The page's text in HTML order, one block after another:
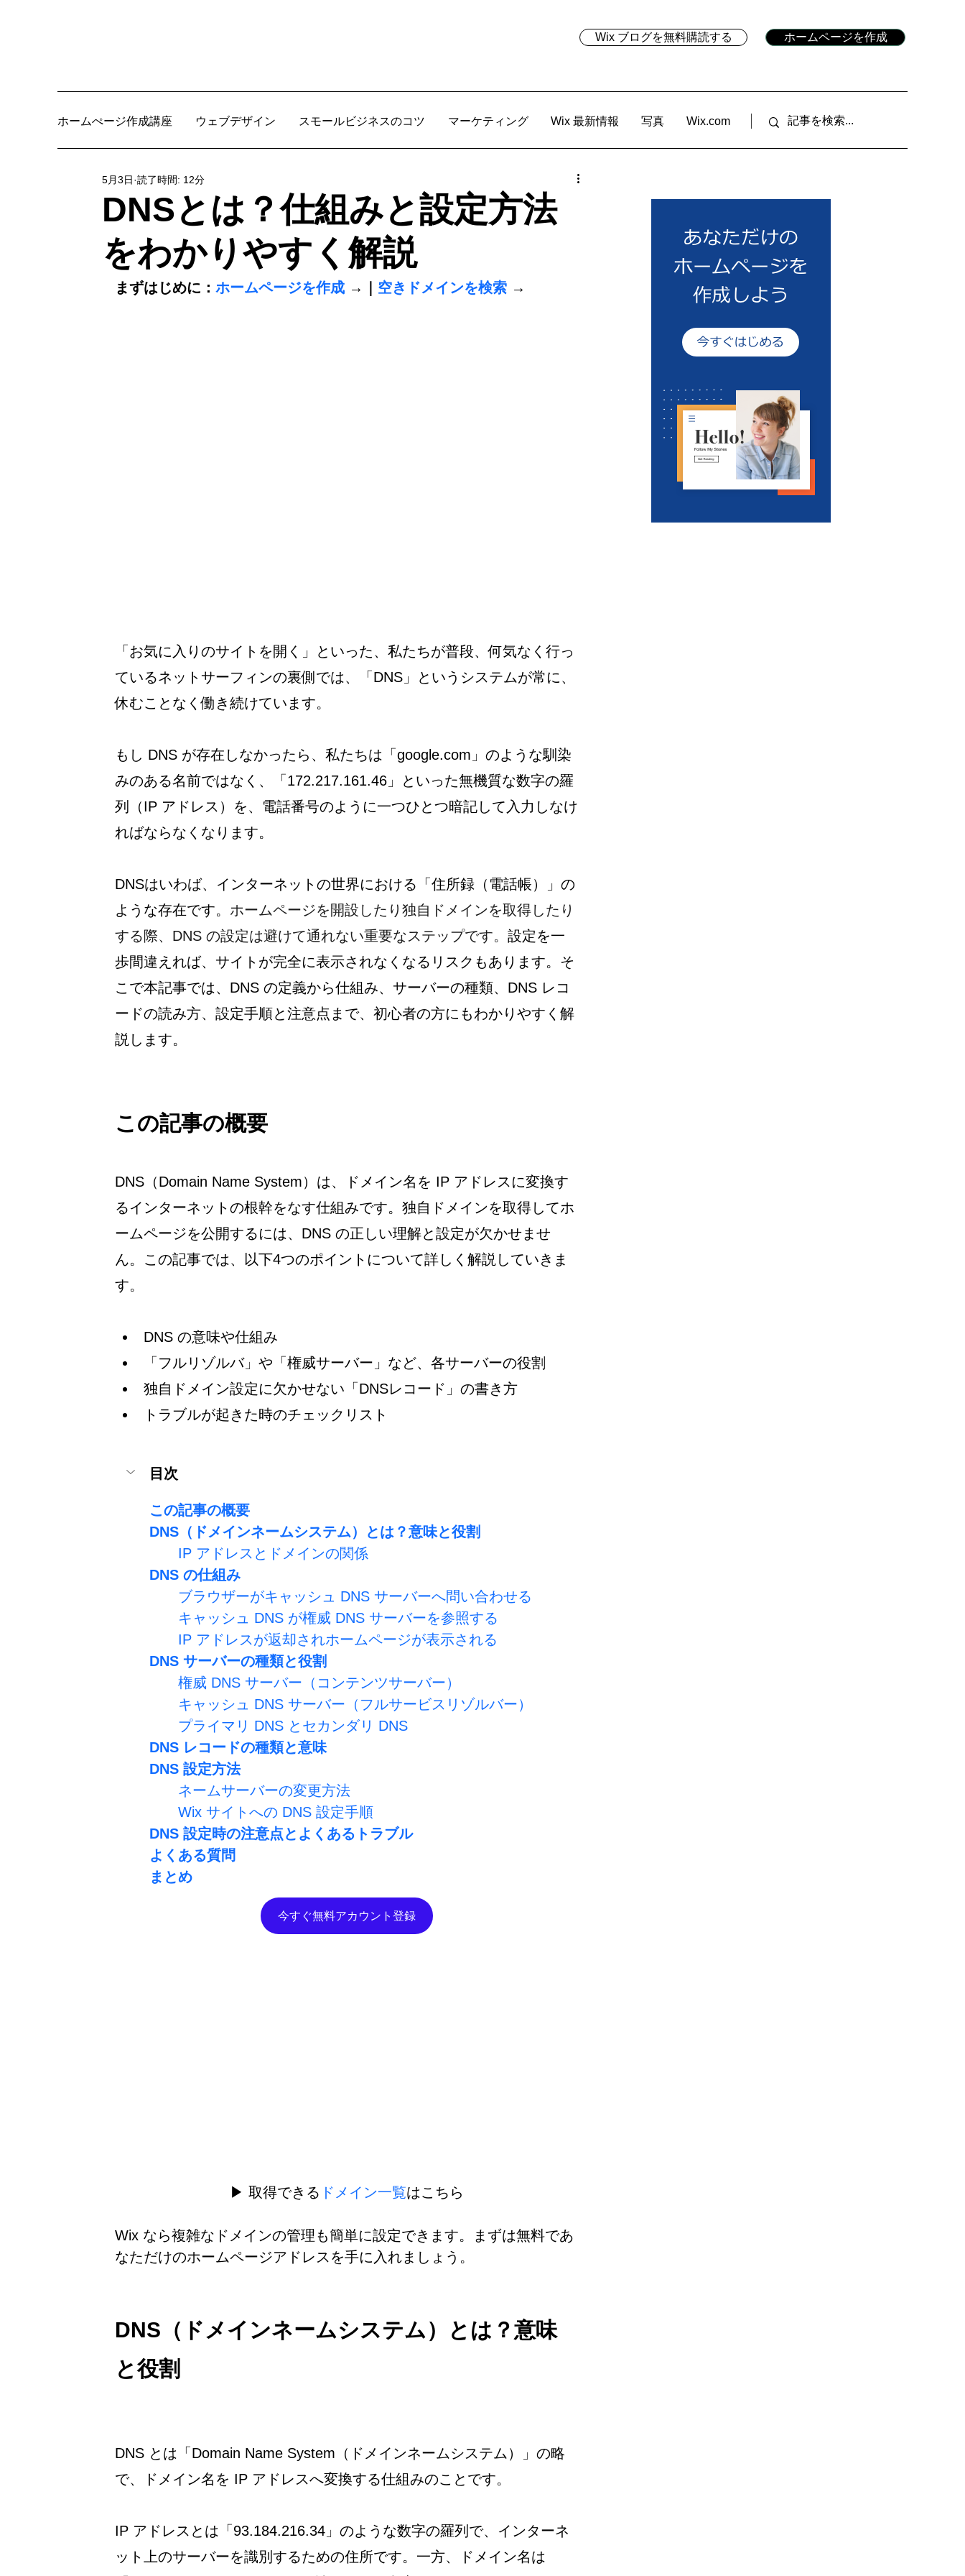
Wix ブログを無料購読する ホームページを作成
ホームぺージ作成講座 ウェブデザイン スモールビジネスのコツ マーケティング Wix 最新情報 写真 Wix.com
DNSとは？仕組みと設定方法
をわかりやすく解説
5月3日 読了時間: 12分
まずはじめに： ホームページを作成 →｜ 空きドメインを検索 →
「お気に入りのサイトを開く」といった、私たちが普段、何気なく行っ
ているネットサーフィンの裏側では、「DNS」というシステムが常に、
休むことなく働き続けています。
もし DNS が存在しなかったら、私たちは「google.com」のような馴染
みのある名前ではなく、「172.217.161.46」といった無機質な数字の羅
列（IP アドレス）を、電話番号のように一つひとつ暗記して入力しなけ
ればならなくなります。
DNSはいわば、インターネットの世界における「住所録（電話帳）」の
ような存在です。 ホームページを開設したり独自ドメインを取得したり
する際、DNS の設定は避けて通れない重要なステップです。 設定を一
歩間違えれば、サイトが完全に表示されなくなるリスクもあります。そ
こで本記事では、DNS の定義から仕組み、サーバーの種類、DNS レコ
ードの読み方、設定手順と注意点まで、初心者の方にもわかりやすく解
説します。
この記事の概要
DNS（Domain Name System）は、ドメイン名を IP アドレスに変換す
るインターネットの根幹をなす仕組みです。独自ドメインを取得してホ
ームページを公開するには、DNS の正しい理解と設定が欠かせませ
ん。この記事では、以下4つのポイントについて詳しく解説していきま
す。
DNS の意味や仕組み
「フルリゾルバ」や「権威サーバー」など、各サーバーの役割
独自ドメイン設定に欠かせない「DNSレコード」の書き方
トラブルが起きた時のチェックリスト
目次
この記事の概要
DNS（ドメインネームシステム）とは？意味と役割
IP アドレスとドメインの関係
DNS の仕組み
ブラウザーがキャッシュ DNS サーバーへ問い合わせる
キャッシュ DNS が権威 DNS サーバーを参照する
IP アドレスが返却されホームページが表示される
DNS サーバーの種類と役割
権威 DNS サーバー（コンテンツサーバー）
キャッシュ DNS サーバー（フルサービスリゾルバー）
プライマリ DNS とセカンダリ DNS
DNS レコードの種類と意味
DNS 設定方法
ネームサーバーの変更方法
Wix サイトへの DNS 設定手順
DNS 設定時の注意点とよくあるトラブル
よくある質問
まとめ
今すぐ無料アカウント登録
▶︎ 取得できる ドメイン一覧はこちら
Wix なら複雑なドメインの管理も簡単に設定できます。まずは無料であ
なただけのホームページアドレスを手に入れましょう。
DNS（ドメインネームシステム）とは？意味
と役割
DNS とは「Domain Name System（ドメインネームシステム）」の略
で、ドメイン名を IP アドレスへ変換する仕組みのことです。
IP アドレスとは「93.184.216.34」のような数字の羅列で、インターネ
ット上のサーバーを識別するための住所です。一方、ドメイン名は